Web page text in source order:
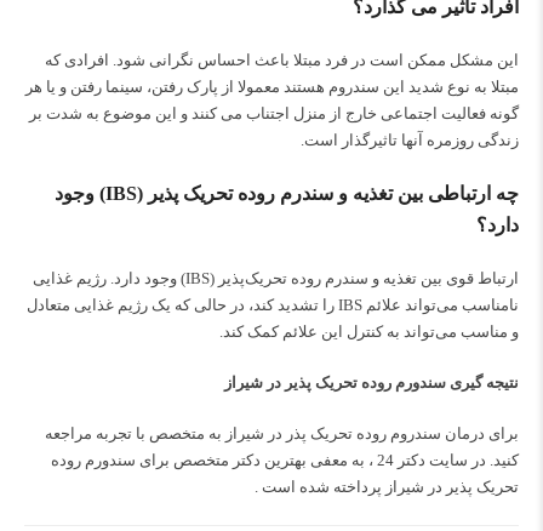
افراد تأثیر می گذارد؟
این مشکل ممکن است در فرد مبتلا باعث احساس نگرانی شود. افرادی که
مبتلا به نوع شدید این سندروم هستند معمولا از پارک رفتن، سینما رفتن و یا هر
گونه فعالیت اجتماعی خارج از منزل اجتناب می کنند و این موضوع به شدت بر
زندگی روزمره آنها تاثیرگذار است.
چه ارتباطی بین تغذیه و سندرم روده تحریک‌ پذیر (IBS) وجود
دارد؟
ارتباط قوی بین تغذیه و سندرم روده تحریک‌پذیر (IBS) وجود دارد. رژیم غذایی
نامناسب می‌تواند علائم IBS را تشدید کند، در حالی که یک رژیم غذایی متعادل
و مناسب می‌تواند به کنترل این علائم کمک کند.
نتیجه گیری سندورم روده تحریک پذیر در شیراز
برای درمان سندروم روده تحریک پذر در شیراز به متخصص با تجربه مراجعه
کنید. در سایت دکتر 24 ، به معفی بهترین دکتر متخصص برای سندورم روده
تحریک پذیر در شیراز پرداخته شده است .